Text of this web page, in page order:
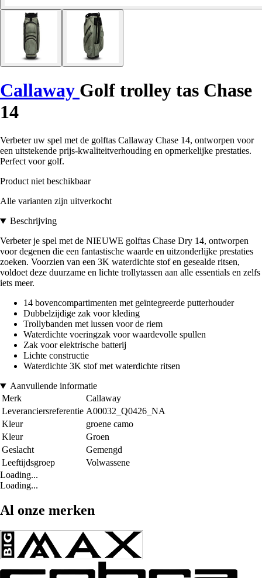
Callaway Golf trolley tas Chase
14
Verbeter uw spel met de golftas Callaway Chase 14, ontworpen voor
een uitstekende prijs-kwaliteitverhouding en opmerkelijke prestaties.
Perfect voor golf.
Product niet beschikbaar
Alle varianten zijn uitverkocht
Beschrijving
Verbeter je spel met de NIEUWE golftas Chase Dry 14, ontworpen
voor degenen die een fantastische waarde en uitzonderlijke prestaties
zoeken. Voorzien van een 3K waterdichte stof en gesealde ritsen,
voldoet deze duurzame en lichte trollytassen aan alle essentials en zelfs
iets meer.
14 bovencompartimenten met geïntegreerde putterhouder
Dubbelzijdige zak voor kleding
Trollybanden met lussen voor de riem
Waterdichte voeringzak voor waardevolle spullen
Zak voor elektrische batterij
Lichte constructie
Waterdichte 3K stof met waterdichte ritsen
Aanvullende informatie
Merk
Callaway
Leveranciersreferentie A00032_Q0426_NA
Kleur
groene camo
Kleur
Groen
Geslacht
Gemengd
Leeftijdsgroep
Volwassene
Loading...
Loading...
Al onze merken